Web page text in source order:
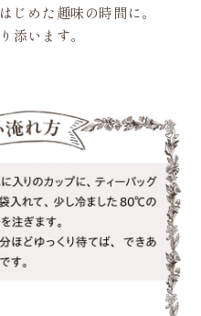
じめた趣味の時間に。
添います。